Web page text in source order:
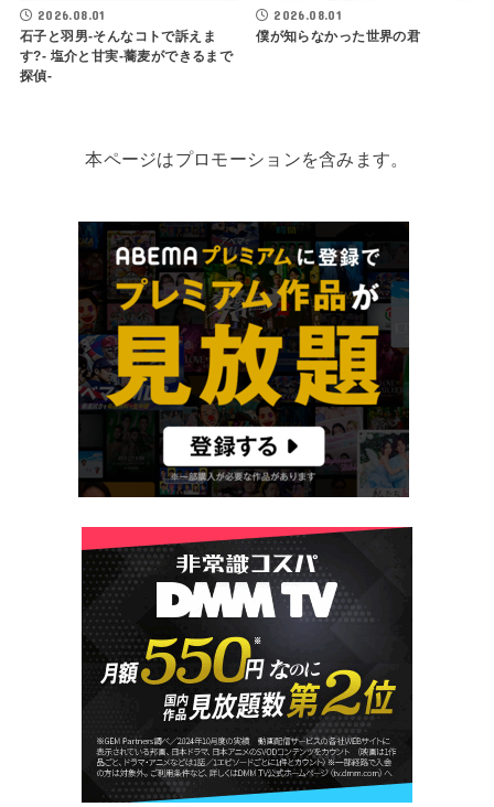
2026.08.01
石子と羽男-そんなコトで訴えま
す?- 塩介と甘実-蕎麦ができるまで
探偵-
2026.08.01
僕が知らなかった世界の君
本ページはプロモーションを含みます。